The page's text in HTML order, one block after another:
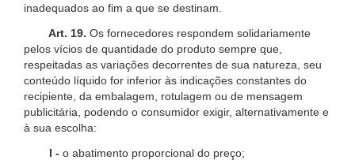
inadequados ao fim a que se destinam.
Art. 19. Os fornecedores respondem solidariamente
pelos vícios de quantidade do produto sempre que,
respeitadas as variações decorrentes de sua natureza, seu
conteúdo líquido for inferior às indicações constantes do
recipiente, da embalagem, rotulagem ou de mensagem
publicitária, podendo o consumidor exigir, alternativamente e
à sua escolha:
I - o abatimento proporcional do preço;